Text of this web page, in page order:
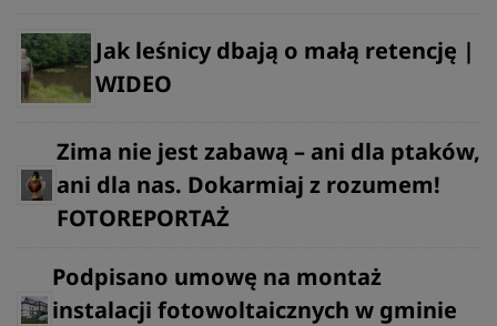
Jak leśnicy dbają o małą retencję |
WIDEO
Zima nie jest zabawą – ani dla ptaków,
ani dla nas. Dokarmiaj z rozumem!
FOTOREPORTAŻ
Podpisano umowę na montaż
instalacji fotowoltaicznych w gminie